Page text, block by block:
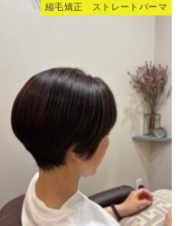
縮毛矯正 ストレートパーマ